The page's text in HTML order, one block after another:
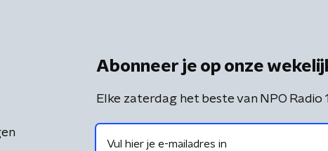
Abonneer je op onze
Elke zaterdag het beste van NPO Radio